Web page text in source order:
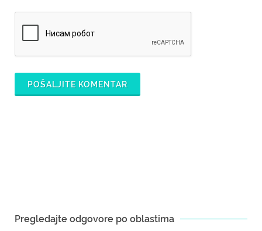
POŠALJITE KOMENTAR
Pregledajte odgovore po oblastima